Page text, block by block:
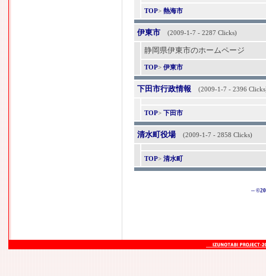
TOP> 熱海市
伊東市 (2009-1-7 - 2287 Clicks)
静岡県伊東市のホームページ
TOP> 伊東市
下田市行政情報 (2009-1-7 - 2396
TOP> 下田市
清水町役場 (2009-1-7 - 2858 Clicks)
TOP> 清水町
--